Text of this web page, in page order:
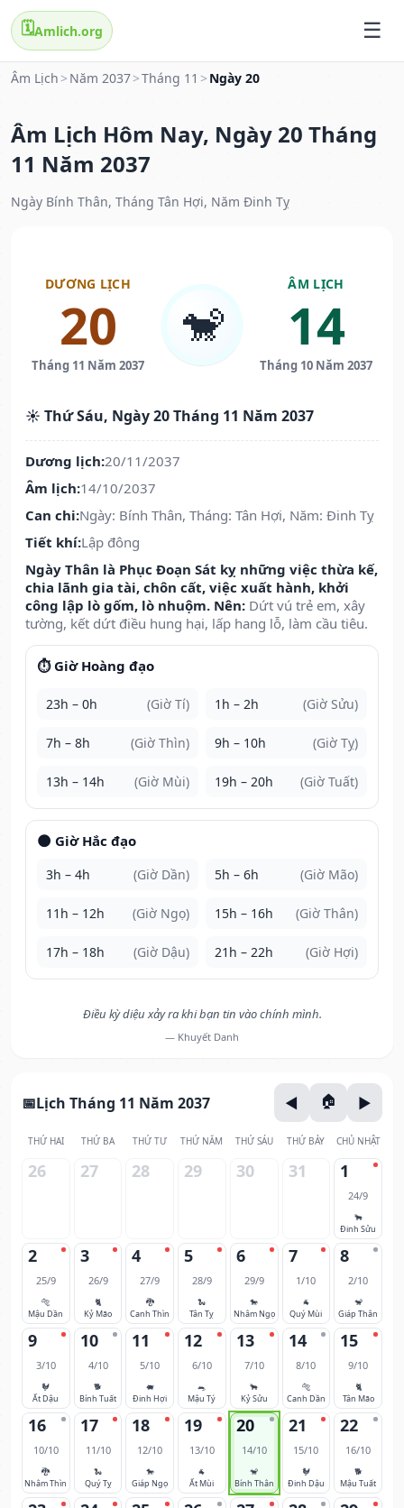
🗓️Amlich.org
Âm Lịch > Năm 2037>Tháng 11 > Ngày 20
Âm Lịch Hôm Nay, Ngày 20 Tháng
11 Năm 2037
Ngày Bính Thân, Tháng Tân Hợi, Năm Đinh Tỵ
DƯƠNG LỊCH
20
Tháng 11 Năm 2037
🐒
ÂM LỊCH
14
Tháng 10 Năm 2037
☀️ Thứ Sáu, Ngày 20 Tháng 11 Năm 2037
Dương lịch:20/11/2037
Âm lịch:14/10/2037
Can chi:Ngày: Bính Thân, Tháng: Tân Hợi, Năm: Đinh Tỵ
Tiết khí:Lập đông
Ngày Thân là Phục Đoạn Sát kỵ những việc thừa kế,
chia lãnh gia tài, chôn cất, việc xuất hành, khởi
công lập lò gốm, lò nhuộm. Nên: Dứt vú trẻ em, xây
tường, kết dứt điều hung hại, lấp hang lỗ, làm cầu tiêu.
⏱️ Giờ Hoàng đạo
23h – 0h (Giờ Tí) 1h – 2h (Giờ Sửu)
7h – 8h (Giờ Thìn) 9h – 10h (Giờ Tỵ)
13h – 14h (Giờ Mùi) 19h – 20h (Giờ Tuất)
🌑 Giờ Hắc đạo
3h – 4h (Giờ Dần) 5h – 6h (Giờ Mão)
11h – 12h (Giờ Ngọ) 15h – 16h (Giờ Thân)
17h – 18h (Giờ Dậu) 21h – 22h (Giờ Hợi)
Điều kỳ diệu xảy ra khi bạn tin vào chính mình.
— Khuyết Danh
Lịch Tháng 11 Năm 2037
THỨ HAI THỨ BA THỨ TƯ THỨ NĂM THỨ SÁU THỨ BẢY CHỦ NHẬT
26 27 28 29 30 31 1
24/9
🐂
Đinh Sửu
2
25/9
🐅
Mậu Dần
3
26/9
🐈
Kỷ Mão
4
27/9
🐉
Canh Thìn
5
28/9
🐍
Tân Tỵ
6
29/9
🐎
Nhâm Ngọ
7
1/10
🐐
Quý Mùi
8
2/10
🐒
Giáp Thân
9
3/10
🐓
Ất Dậu
10
4/10
🐕
Bính Tuất
11
5/10
🐖
Đinh Hợi
12
6/10
🐀
Mậu Tý
13
7/10
🐂
Kỷ Sửu
14
8/10
🐅
Canh Dần
15
9/10
🐈
Tân Mão
16
10/10
🐉
Nhâm Thìn
17
11/10
🐍
Quý Tỵ
18
12/10
🐎
Giáp Ngọ
19
13/10
🐐
Ất Mùi
20
14/10
🐒
Bính Thân
21
15/10
🐓
Đinh Dậu
22
16/10
🐕
Mậu Tuất